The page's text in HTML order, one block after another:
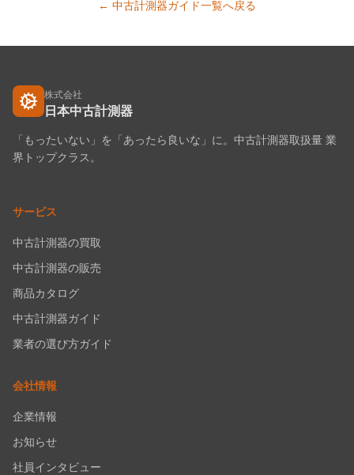
← 中古計測器ガイド一覧へ戻る
株式会社
日本中古計測器
「もったいない」を「あったら良いな」に。中古計測器取扱量 業
界トップクラス。
サービス
中古計測器の買取
中古計測器の販売
商品カタログ
中古計測器ガイド
業者の選び方ガイド
会社情報
企業情報
お知らせ
社員インタビュー